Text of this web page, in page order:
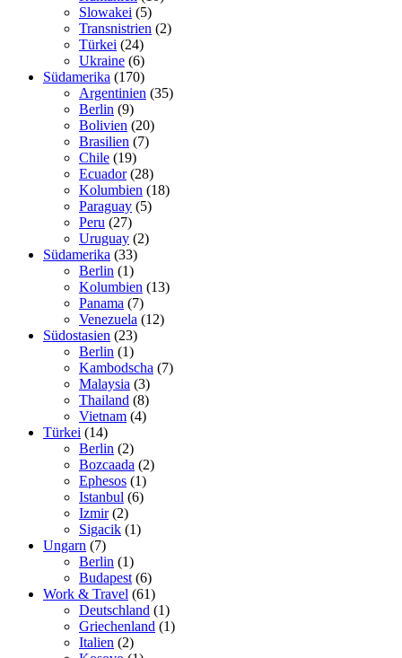
Slowakei (5)
Transnistrien (2)
Türkei (24)
Ukraine (6)
Südamerika (170)
Argentinien (35)
Berlin (9)
Bolivien (20)
Brasilien (7)
Chile (19)
Ecuador(28)
Kolumbien (18)
Paraguay (5)
Peru (27)
Uruguay (2)
Südamerika (33)
Berlin (1)
Kolumbien (13)
Panama (7)
Venezuela (12)
Südostasien (23)
Berlin (1)
Kambodscha (7)
Malaysia (3)
Thailand (8)
Vietnam (4)
Türkei (14)
Berlin (2)
Bozcaada (2)
Ephesos (1)
Istanbul (6)
Izmir(2)
Sigacik (1)
Ungarn (7)
Berlin (1)
Budapest (6)
Work & Travel (61)
Deutschland (1)
Griechenland (1)
Italien (2)